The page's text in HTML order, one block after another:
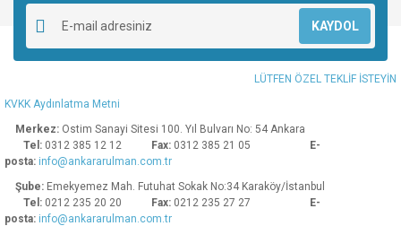
Ürün resmi kalitesiz, bozuk veya görüntülenemiyor.
Ürün açıklamasında eksik bilgiler bulunuyor.
Ürün bilgilerinde hatalar bulunuyor.
Ürün fiyatı diğer sitelerden daha pahalı.
Bu ürüne benzer farklı alternatifler olmalı.
KAYDOL
LÜTFEN ÖZEL TEKLİF İSTEYİN
KVKK Aydınlatma Metni
Merkez: Ostim Sanayi Sitesi 100. Yıl Bulvarı No: 54 Ankara
Tel: 0312 385 12 12 Fax: 0312 385 21 05
E-
posta: info@ankararulman.com.tr
Şube: Emekyemez Mah. Futuhat Sokak No:34 Karaköy/İstanbul
Tel: 0212 235 20 20 Fax: 0212 235 27 27
E-
posta: info@ankararulman.com.tr